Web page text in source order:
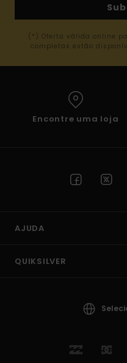
(*) Oferta válida online
completas estão
Encontre uma loja
AJUDA
QUIKSILVER